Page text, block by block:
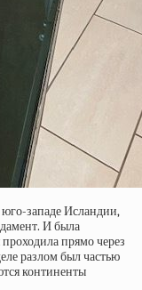
юго-западе Исландии,
И была
прямо через
разлом был частью
континенты